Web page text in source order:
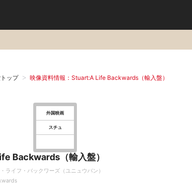
ップ 映像資料情報：Stuart:A Life Backwards（輸入盤）
外国映画
スチュ
Backwards（輸入盤）
ライフ・バックワーズ（ユニュウバン）